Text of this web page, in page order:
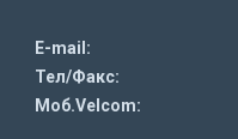
E-mail:
Тел/Факс:
Моб.Velcom: